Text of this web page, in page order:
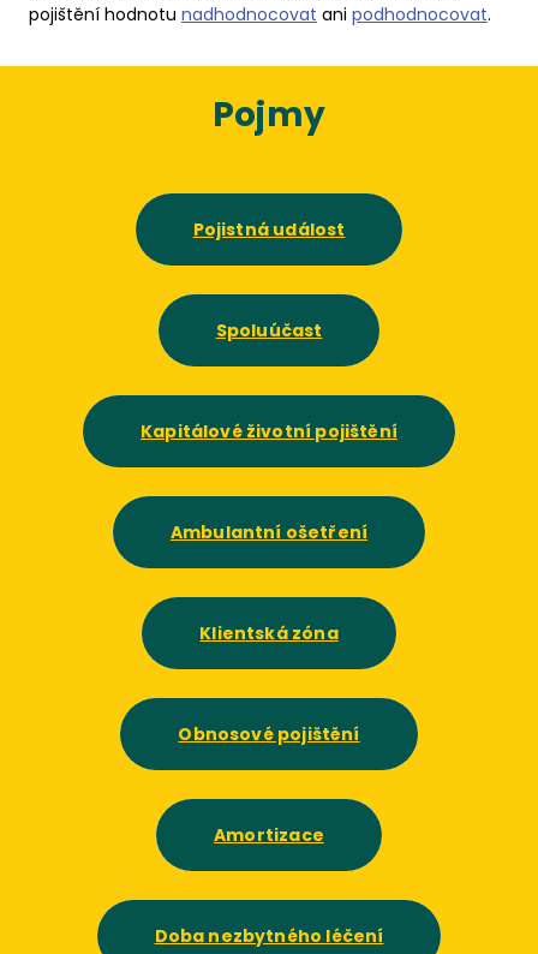
pojištění hodnotu nadhodnocovat ani podhodnocovat.
Pojmy
Pojistná událost
Spoluúčast
Kapitálové životní pojištění
Ambulantní ošetření
Klientská zóna
Obnosové pojištění
Amortizace
Doba nezbytného léčení